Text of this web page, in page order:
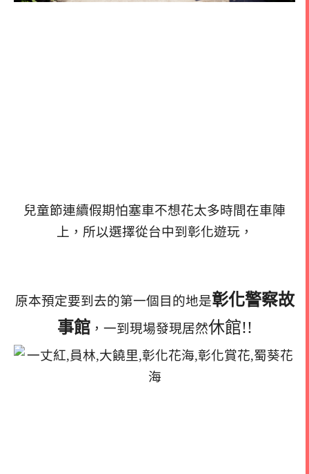
兒童節連續假期怕塞車不想花太多時間在車陣
上， 所以選擇從台中到彰化遊玩，
原本預定要到去的第一個目的地是彰化警察故
事館，一到現場發現居然休館!!